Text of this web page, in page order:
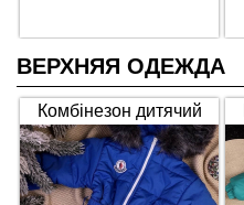
ВЕРХНЯЯ ОДЕЖДА
Комбінезон дитячий
18/37, синій